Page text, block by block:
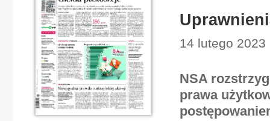
14 lutego 2023
NSA
prawa